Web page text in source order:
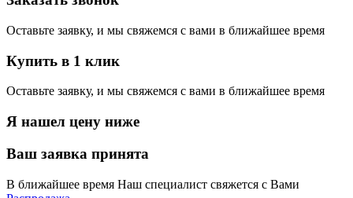
Оставьте заявку, и мы свяжемся с вами в ближайшее время
Купить в 1 клик
Оставьте заявку, и мы свяжемся с вами в ближайшее время
Я нашел цену ниже
Ваш заявка принята
В ближайшее время Наш специалист свяжется с Вами